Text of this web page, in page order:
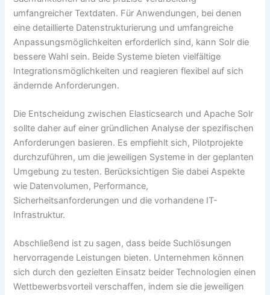
umfangreicher Textdaten. Für Anwendungen, bei denen
eine detaillierte Datenstrukturierung und umfangreiche
Anpassungsmöglichkeiten erforderlich sind, kann Solr die
bessere Wahl sein. Beide Systeme bieten vielfältige
Integrationsmöglichkeiten und reagieren flexibel auf sich
ändernde Anforderungen.
Die Entscheidung zwischen Elasticsearch und Apache Solr
sollte daher auf einer gründlichen Analyse der spezifischen
Anforderungen basieren. Es empfiehlt sich, Pilotprojekte
durchzuführen, um die jeweiligen Systeme in der geplanten
Umgebung zu testen. Berücksichtigen Sie dabei Aspekte
wie Datenvolumen, Performance,
Sicherheitsanforderungen und die vorhandene IT-
Infrastruktur.
Abschließend ist zu sagen, dass beide Suchlösungen
hervorragende Leistungen bieten. Unternehmen können
sich durch den gezielten Einsatz beider Technologien einen
Wettbewerbsvorteil verschaffen, indem sie die jeweiligen